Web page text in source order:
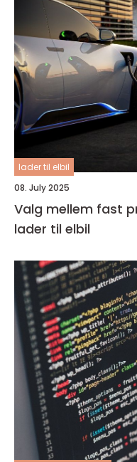
lader til elbil
08. July 2025
Valg mellem fast
lader til elbil